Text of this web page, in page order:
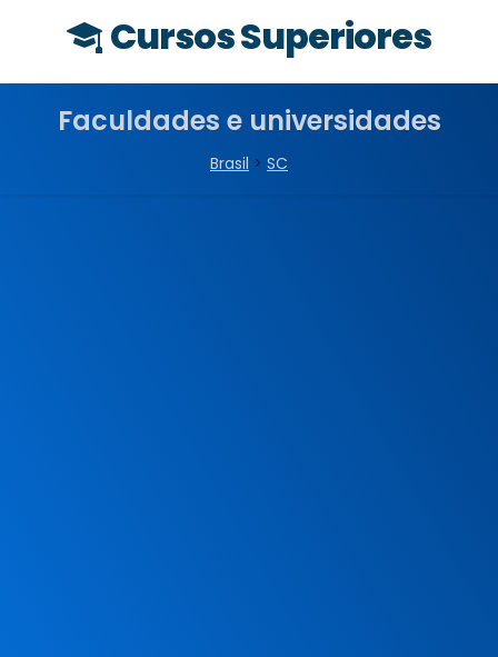
Cursos Superiores
Faculdades e universidades
Brasil > SC